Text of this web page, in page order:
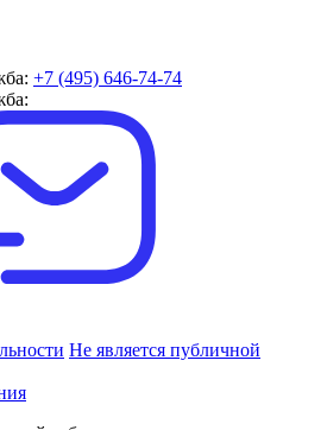
+7 (495) 646-74-74
Не является публичной